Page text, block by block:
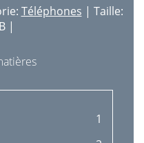
Téléphones | Taille:
|
1